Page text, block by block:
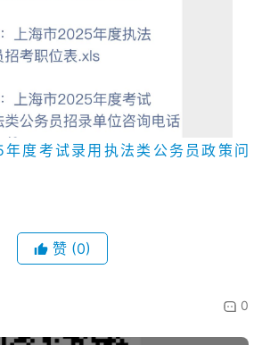
度考试录用执法类公务员政策问
赞 (0)
0